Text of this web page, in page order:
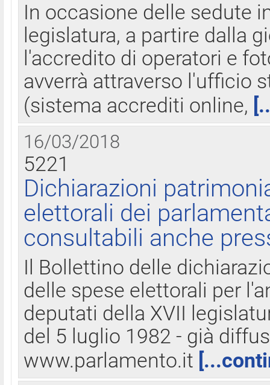
In occasione delle sedute
legislatura, a partire dalla
l'accredito di operatori e
avverrà attraverso l'ufficio
(sistema accrediti online,
16/03/2018
5221
Dichiarazioni
elettorali dei
consultabili anche
Il Bollettino delle
delle spese elettorali per
deputati della XVII
del 5 luglio 1982 - già
www.parlamento.it